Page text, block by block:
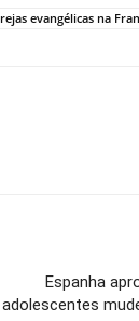
evangélicas na
Espanha
adolescentes